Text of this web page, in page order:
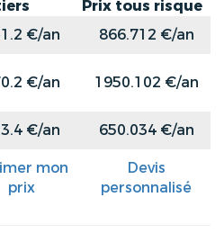
Prix tous risque
€/an
866.712 €/an
€/an 1950.102 €/an
€/an 650.034 €/an
mon
prix
Devis
personnalisé